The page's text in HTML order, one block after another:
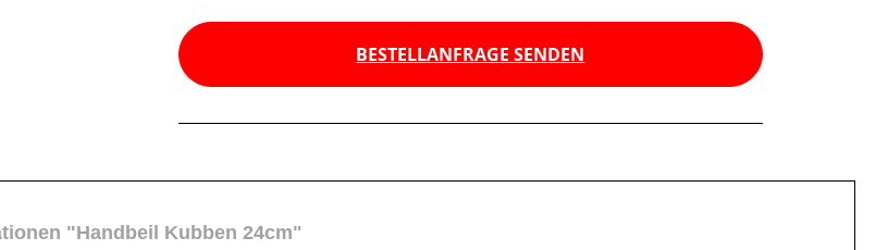
BESTELLANFRAGE SENDEN
"Handbeil Kubben 24cm"